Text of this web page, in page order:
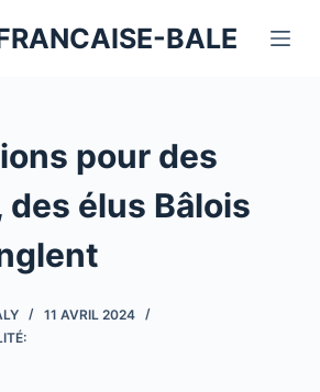
BALE
pour des
des élus Bâlois
11 AVRIL 2024